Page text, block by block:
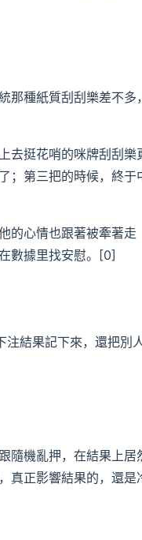
那種紙質刮刮樂差不多，
去挺花哨的咪牌刮刮樂
；第三把的時候，終于
的心情也跟著被牽著走
數據里找安慰。[0]
注結果記下來，還把別
隨機亂押，在結果上居
真正影響結果的，還是